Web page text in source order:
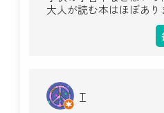
大人が読む本はほぼあり
T